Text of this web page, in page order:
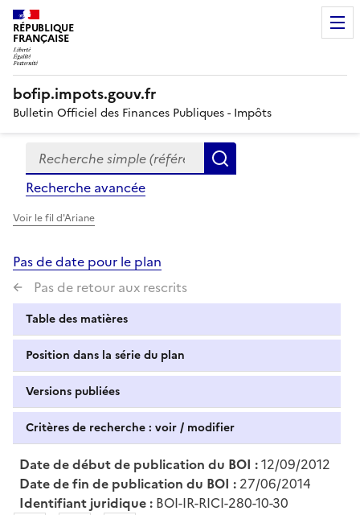
RÉPUBLIQUE
FRANÇAISE
bofip.impots.gouv.fr
Bulletin Officiel des Finances Publiques - Impôts
Formulaire
de
recherche
Recherche simple (références, mots clés, partie du
Recherche avancée
Voir le fil d'Ariane
Pas de date pour le plan
Pas de retour aux rescrits
Table des matières
Position dans la série du plan
Versions publiées
Critères de recherche : voir / modifier
Date de début de publication du BOI :12/09/2012
Date de fin de publication du BOI : 27/06/2014
Identifiant juridique : BOI-IR-RICI-280-10-30